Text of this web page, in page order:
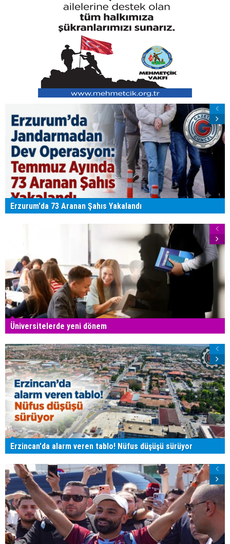
Erzurum'da 73 Aranan Şahıs Yakalandı
Üniversitelerde yeni dönem
Erzincan'da alarm veren tablo! Nüfus düşüşü sürüyor